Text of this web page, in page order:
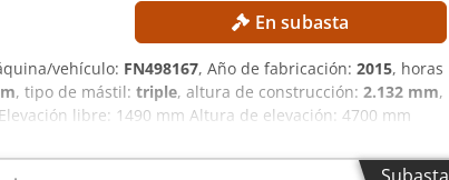
En subasta
vehículo: FN498167, Año de fabricación: 2015, horas
, tipo de mástil: triple, altura de construcción: 2.132 mm,
libre: 1490 mm Altura de elevación: 4700 mm
48 V Capacidad de la batería: 625 Ah Año de
horquillas Horas de funcionamiento: 15254 h